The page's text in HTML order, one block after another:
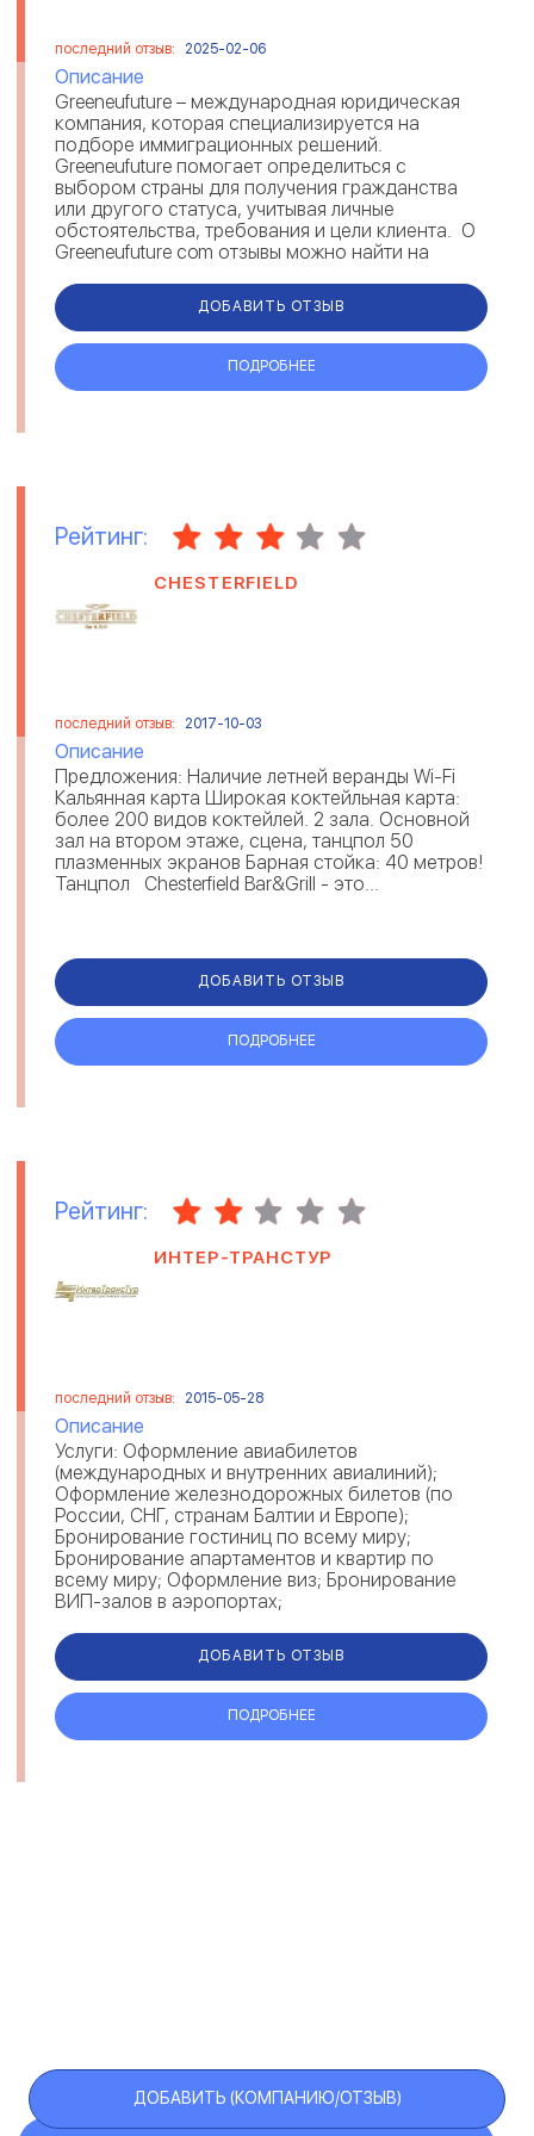
последний отзыв: 2025-02-06
Описание
Greeneufuture – международная юридическая
компания, которая специализируется на
подборе иммиграционных решений.
Greeneufuture помогает определиться с
выбором страны для получения гражданства
или другого статуса, учитывая личные
обстоятельства, требования и цели клиента. О
Greeneufuture com отзывы можно найти на
ДОБАВИТЬ ОТЗЫВ
ПОДРОБНЕЕ
Рейтинг:
CHESTERFIELD
последний отзыв: 2017-10-03
Описание
Предложения: Наличие летней веранды Wi-Fi
Кальянная карта Широкая коктейльная карта:
более 200 видов коктейлей. 2 зала. Основной
зал на втором этаже, сцена, танцпол 50
плазменных экранов Барная стойка: 40 метров!
Танцпол Chesterfield Bar&Grill - это...
ДОБАВИТЬ ОТЗЫВ
ПОДРОБНЕЕ
Рейтинг:
ИНТЕР-ТРАНСТУР
последний отзыв: 2015-05-28
Описание
Услуги: Оформление авиабилетов
(международных и внутренних авиалиний);
Оформление железнодорожных билетов (по
России, СНГ, странам Балтии и Европе);
Бронирование гостиниц по всему миру;
Бронирование апартаментов и квартир по
всему миру; Оформление виз; Бронирование
ВИП-залов в аэропортах;
ДОБАВИТЬ ОТЗЫВ
ПОДРОБНЕЕ
ДОБАВИТЬ (КОМПАНИЮ/ОТЗЫВ)